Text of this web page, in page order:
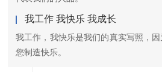
我工作 我快乐 我成长
我工作，我快乐是我们的真实写照，
您制造快乐。